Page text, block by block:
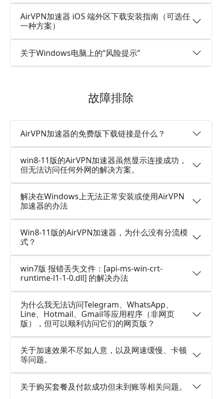
AirVPN加速器 iOS 端外区下载安装指南（可选任
一种方案）
关于Windows电脑上的“风险提示”
故障排除
AirVPN加速器的免费版下载链接是什么？
win8-11版的AirVPN加速器虽然显示连接成功，
但无法访问任何外网的解决方案。
解决在Windows上无法正常安装或使用AirVPN
加速器的办法
Win8-11版的AirVPN加速器，为什么没有分流模
式？
win7版 报错丢失文件：[api-ms-win-crt-
runtime-l1-1-0.dll] 的解决办法
为什么我无法访问Telegram、WhatsApp、
Line、Hotmail、Gmail等应用程序（非网页
版），但可以顺利访问它们的网页版？
关于加速效果不尽如人意，以及网速缓慢、卡顿
等问题。
关于购买套餐及付款成功但未到账等相关问题。